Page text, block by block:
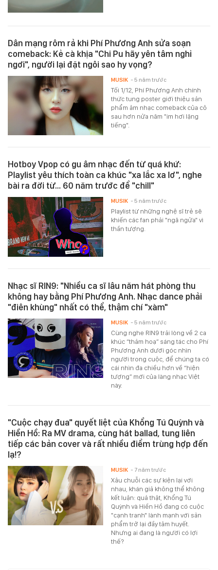
Dân mạng rôm rả khi Phí Phương Anh sửa soạn
comeback: Kẻ cà khịa "Chi Pu hãy yên tâm nghỉ
ngơi", người lại đặt ngôi sao hy vọng?
Tối 1/12, Phí Phương Anh chính
thức tung poster giới thiệu sản
phẩm âm nhạc comeback của cô
sau hơn nửa năm "im hơi lặng
tiếng".
MUSIK - 5 năm trước
Hotboy Vpop có gu âm nhạc đến từ quá khứ:
Playlist yêu thích toàn ca khúc "xa lắc xa lơ", nghe
bài ra đời từ... 60 năm trước để "chill"
Playlist từ những nghệ sĩ trẻ sẽ
khiến các fan phải "ngã ngửa" vì
thần tượng.
MUSIK - 5 năm trước
Nhạc sĩ RIN9: "Nhiều ca sĩ lâu năm hát phòng thu
không hay bằng Phí Phương Anh. Nhạc dance phải
"điên khùng" nhất có thể, thậm chí "xàm"
Cùng nghe RIN9 trải lòng về 2 ca
khúc “thảm hoạ” sáng tác cho Phí
Phương Anh dưới góc nhìn
người trong cuộc, để chúng ta có
cái nhìn đa chiều hơn về “hiện
tượng” mới của làng nhạc Việt
này.
MUSIK - 5 năm trước
"Cuộc chạy đua" quyết liệt của Khổng Tú Quỳnh và
Hiền Hồ: Ra MV drama, cùng hát ballad, tung liên
tiếp các bản cover và rất nhiều điểm trùng hợp đến
lạ!?
Xâu chuỗi các sự kiện lại với
nhau, khán giả không thể không
kết luận: quả thật, Khổng Tú
Quỳnh và Hiền Hồ đang có cuộc
"cạnh tranh" lành mạnh với sản
phẩm trở lại đầy tâm huyết.
Nhưng ai đang là người có lợi
thế?
MUSIK - 7 năm trước